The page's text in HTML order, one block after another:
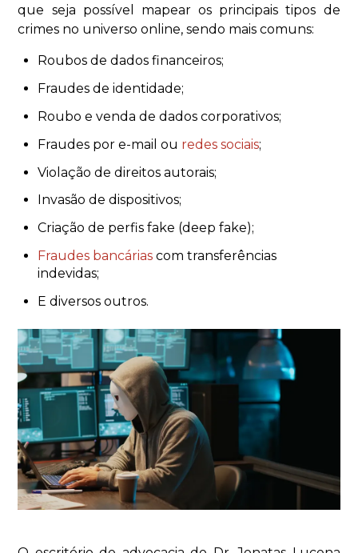
que seja possível mapear os principais tipos de
crimes no universo online, sendo mais comuns:
Roubos de dados financeiros;
Fraudes de identidade;
Roubo e venda de dados corporativos;
Fraudes por e-mail ou redes sociais;
Violação de direitos autorais;
Invasão de dispositivos;
Criação de perfis fake (deep fake);
Fraudes bancárias com transferências
indevidas;
E diversos outros.